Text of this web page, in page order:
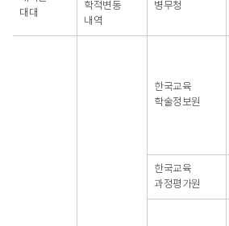
대대
학적변동
내역
병무청
한국교육
학술정보원
한국교육
과정평가원